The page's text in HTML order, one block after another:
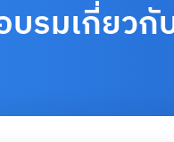
บรมเกี่ยว